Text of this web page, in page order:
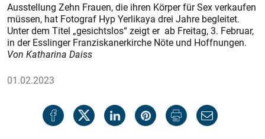
Ausstellung Zehn Frauen, die ihren Körper für Sex verkaufen
müssen, hat Fotograf Hyp Yerlikaya drei Jahre begleitet.
Unter dem Titel „gesichtslos“ zeigt er ab Freitag, 3. Februar,
in der Esslinger Franziskanerkirche Nöte und Hoffnungen.
Von Katharina Daiss
01.02.2023